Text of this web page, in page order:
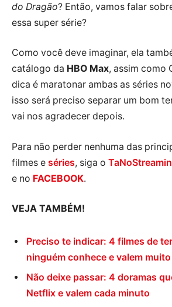
do Dragão? Então, vamos falar
essa super série?
Como você deve imaginar, ela
catálogo da HBO Max, assim como
dica é maratonar ambas as séries
isso será preciso separar um bom
vai nos agradecer depois.
Para não perder nenhuma das
filmes e séries, siga o
e no FACEBOOK.
VEJA TAMBÉM!
Preciso te indicar: 4 filmes de
ninguém conhece e valem
Não deixe passar: 4 doramas
Netflix e valem cada minuto